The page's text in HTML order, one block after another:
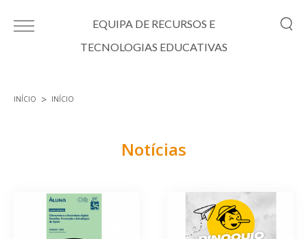
EQUIPA DE RECURSOS E
TECNOLOGIAS EDUCATIVAS
INÍCIO INÍCIO
Notícias
Páginas